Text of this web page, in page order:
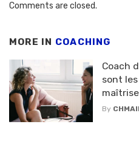
Comments are closed.
MORE IN COACHING
Coach
sont
By